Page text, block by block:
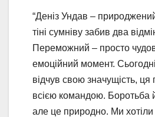
“Деніз Ундав –
тіні сумніву забив два
Переможний – просто
емоційний момент.
відчув свою значущість, ця
всією командою. Боротьба
але це природно. Ми хотіли